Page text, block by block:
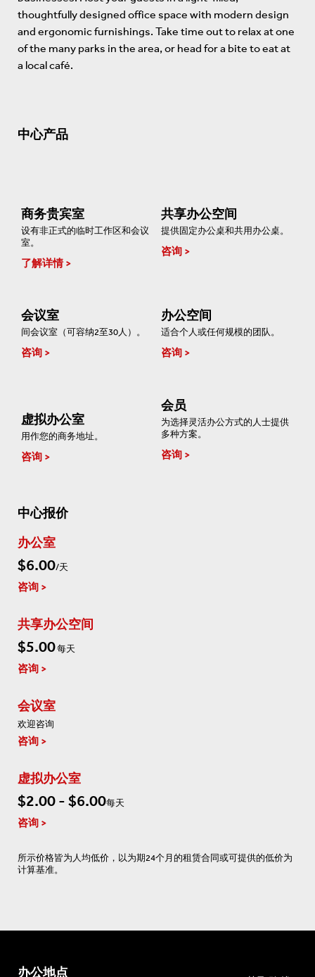
thoughtfully designed office space with modern design
and ergonomic furnishings. Take time out to relax at one
of the many parks in the area, or head for a bite to eat at
a local café.
中心产品
商务贵宾室
设有非正式的临时工作区和会议
室。
了解详情
共享办公空间
提供固定办公桌和共用办公桌。
咨询
会议室
间会议室（可容纳2至30人）。
咨询
办公空间
适合个人或任何规模的团队。
咨询
虚拟办公室
用作您的商务地址。
咨询
会员
为选择灵活办公方式的人士提供
多种方案。
咨询
中心报价
办公室
$6.00/天
咨询
共享办公空间
$5.00每天
咨询
会议室
欢迎咨询
咨询
虚拟办公室
$2.00 - $6.00每天
咨询
所示价格皆为人均低价，以为期24个月的租赁合同或可提供的低价为
计算基准。
办公地点